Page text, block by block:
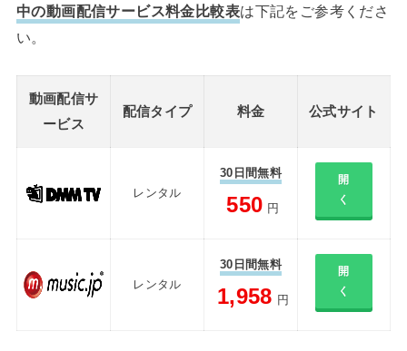
中の動画配信サービス料金比較表は下記をご参考くださ
い。
動画配信サ
ービス
配信タイプ 料金 公式サイト
レンタル
30日間無料
550 円
開
く
レンタル
30日間無料
1,958 円
開
く